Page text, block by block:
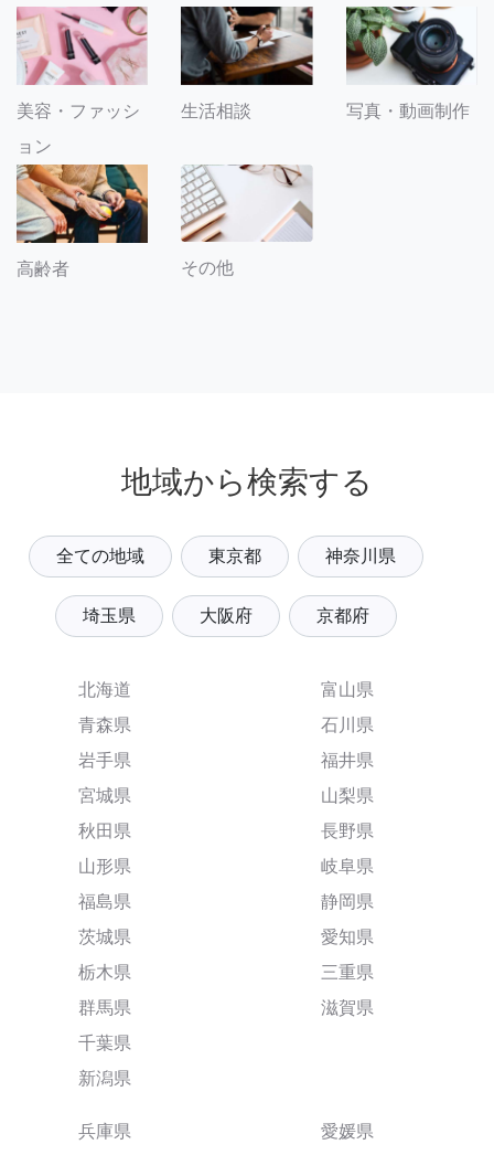
美容・ファッシ
ョン
生活相談 写真・動画制作
高齢者 その他
地域から検索する
全ての地域 東京都 神奈川県
埼玉県 大阪府 京都府
北海道
青森県
岩手県
宮城県
秋田県
山形県
福島県
茨城県
栃木県
群馬県
千葉県
新潟県
富山県
石川県
福井県
山梨県
長野県
岐阜県
静岡県
愛知県
三重県
滋賀県
兵庫県 愛媛県